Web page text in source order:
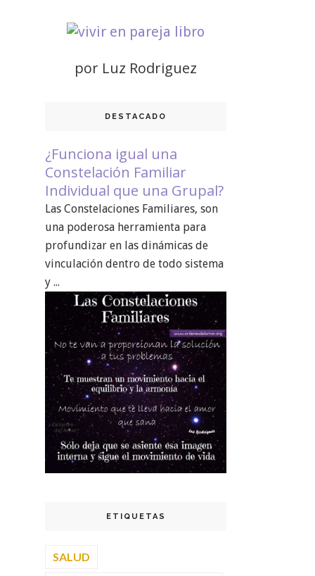
por Luz Rodriguez
DESTACADO
¿Funciona igual una
Constelación Familiar
Individual que una Grupal?
Las Constelaciones Familiares, son
una poderosa herramienta para
profundizar en las dinámicas de
vinculación dentro de todo sistema
y ...
ETIQUETAS
SALUD